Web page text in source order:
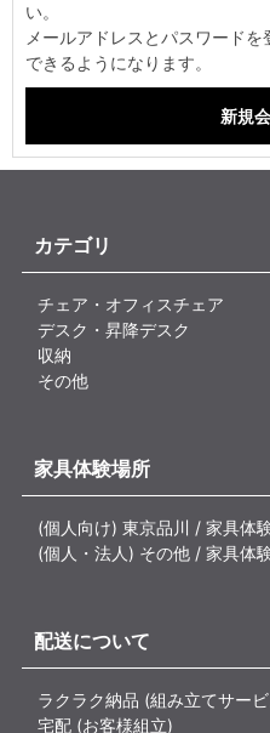
い。
メールアドレスとパスワード
できるようになります。
カテゴリ
チェア・オフィスチェア
デスク・昇降デスク
収納
その他
家具体験場所
(個人向け) 東京品川 / 家具体
(個人・法人) その他 / 家具体
配送について
ラクラク納品 (組み立てサー
宅配 (お客様組立)